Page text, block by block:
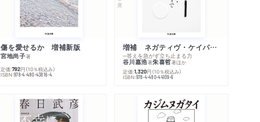
傷を愛せるか 増補新版
宮地尚子著
定価:792円 （10％税込み）
ISBN:978-4-480-43816-4
増補 ネガティヴ・ケイパビリティで生きる
─答えを急がず立ち止まる力
谷川嘉浩著朱喜哲著ほか
定価:1,320円 （10％税込み）
ISBN:978-4-480-44109-6